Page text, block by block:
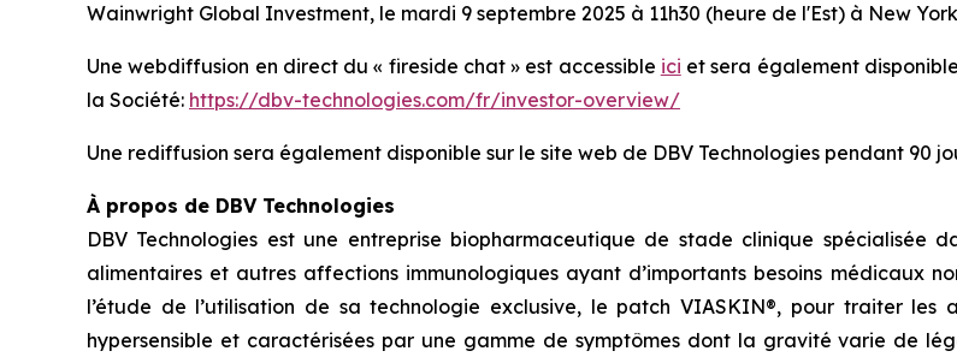
Wainwright Global Investment, le mardi 9 septembre 2025 à 11h30 (heure de l'Est) à New
Une webdiffusion en direct du « fireside chat » est accessible ici et sera également
la Société: https://dbv-technologies.com/fr/investor-overview/
Une rediffusion sera également disponible sur le site web de DBV Technologies pendant 90
À propos de DBV Technologies
DBV Technologies est une entreprise biopharmaceutique de stade clinique spécialisée
alimentaires et autres affections immunologiques ayant d’importants besoins médicaux
l’étude de l’utilisation de sa technologie exclusive, le patch VIASKIN®, pour traiter les
hypersensible et caractérisées par une gamme de symptômes dont la gravité varie de